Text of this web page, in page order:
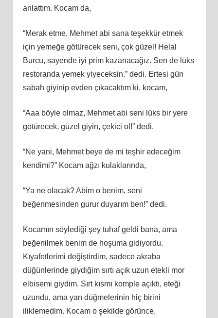
anlattım. Kocam da,
“Merak etme, Mehmet abi sana teşekkür etmek
için yemeğe götürecek seni, çok güzel! Helal
Burcu, sayende iyi prim kazanacağız. Sen de lüks
restoranda yemek yiyeceksin.” dedi. Ertesi gün
sabah giyinip evden çıkacaktım ki, kocam,
“Aaa böyle olmaz, Mehmet abi seni lüks bir yere
götürecek, güzel giyin, çekici ol!” dedi.
“Ne yani, Mehmet beye de mi teşhir edeceğim
kendimi?” Kocam ağzı kulaklarında,
“Ya ne olacak? Abim o benim, seni
beğenmesinden gurur duyarım ben!” dedi.
Kocamın söylediği şey tuhaf geldi bana, ama
beğenilmek benim de hoşuma gidiyordu.
Kıyafetlerimi değiştirdim, sadece akraba
düğünlerinde giydiğim sırtı açık uzun etekli mor
elbisemi giydim. Sırt kısmı komple açıktı, eteği
uzundu, ama yan düğmelerinin hiç birini
iliklemedim. Kocam o şekilde görünce,